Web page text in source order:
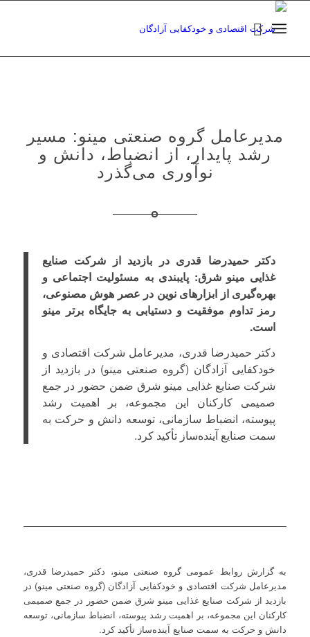
مدیرعامل گروه صنعتی مینو: مسیر
رشد پایدار، از انضباط، دانش و
نوآوری می‌گذرد
دکتر حمیدرضا قدری در بازدید از شرکت صنایع
غذایی مینو شرق: پایبندی به مسئولیت اجتماعی و
بهره‌گیری از ابزارهای نوین در عصر هوش مصنوعی،
رمز تداوم موفقیت و دستیابی به جایگاه برتر مینو
است.
دکتر حمیدرضا قدری، مدیرعامل شرکت اقتصادی و
خودکفایی آزادگان (گروه صنعتی مینو) در بازدید از
شرکت صنایع غذایی مینو شرق ضمن حضور در جمع
صمیمی کارکنان این مجموعه، بر اهمیت رشد
پیوسته، انضباط سازمانی، توسعه دانش و حرکت به
سمت صنایع آینده‌ساز تأکید کرد.
به گزارش روابط عمومی گروه صنعتی مینو، دکتر حمیدرضا قدری،
مدیرعامل شرکت اقتصادی و خودکفایی آزادگان (گروه صنعتی مینو) در
بازدید از شرکت صنایع غذایی مینو شرق ضمن حضور در جمع صمیمی
کارکنان این مجموعه، بر اهمیت رشد پیوسته، انضباط سازمانی، توسعه
دانش و حرکت به سمت صنایع آینده‌ساز تأکید کرد.